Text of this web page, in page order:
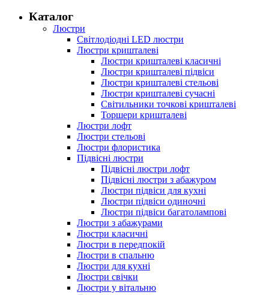
Каталог
Люстри
Світлодіодні LED люстри
Люстри кришталеві
Люстри кришталеві класичні
Люстри кришталеві підвіси
Люстри кришталеві стельові
Люстри кришталеві сучасні
Світильники точкові кришталеві
Торшери кришталеві
Люстри лофт
Люстри стельові
Люстри флористика
Підвісні люстри
Підвісні люстри лофт
Підвісні люстри з абажуром
Люстри підвіси для кухні
Люстри підвіси одиночні
Люстри підвіси багатолампові
Люстри з абажурами
Люстри класичні
Люстри в передпокій
Люстри в спальню
Люстри для кухні
Люстри свічки
Люстри у вітальню